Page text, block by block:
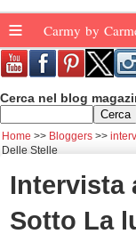
≡ Carmy by
Cerca nel blog
Home Bloggers
Delle Stelle
Intervista
Sotto La